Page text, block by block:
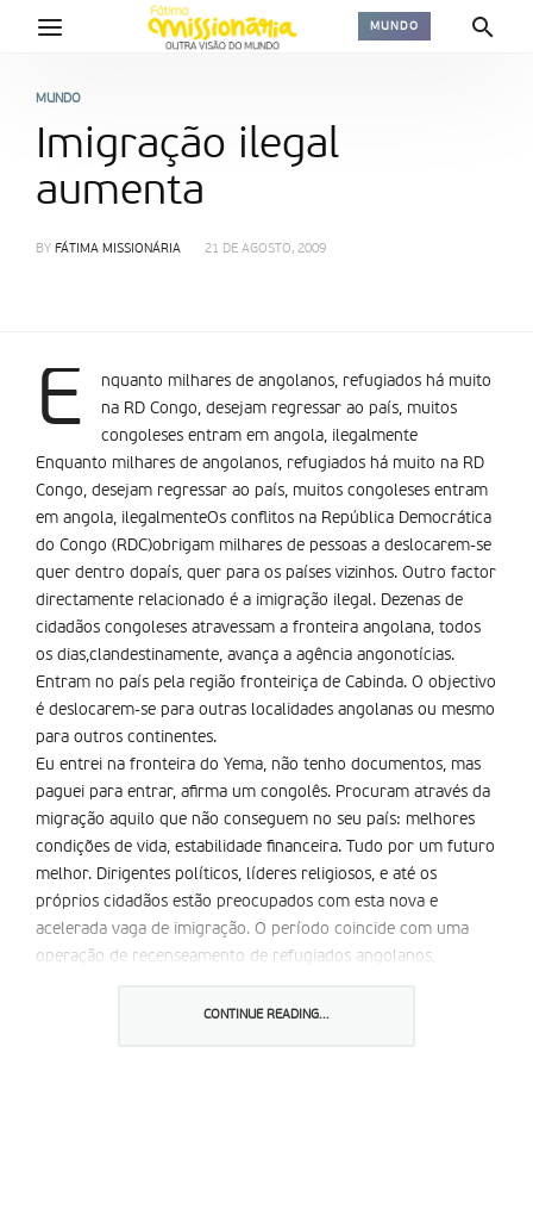
MUNDO
MUNDO
Imigração ilegal
aumenta
BY FÁTIMA MISSIONÁRIA 21 DE AGOSTO, 2009
E
nquanto milhares de angolanos, refugiados há muito
na RD Congo, desejam regressar ao país, muitos
congoleses entram em angola, ilegalmente
Enquanto milhares de angolanos, refugiados há muito na RD
Congo, desejam regressar ao país, muitos congoleses entram
em angola, ilegalmenteOs conflitos na República Democrática
do Congo (RDC)obrigam milhares de pessoas a deslocarem-se
quer dentro dopaís, quer para os países vizinhos. Outro factor
directamente relacionado é a imigração ilegal. Dezenas de
cidadãos congoleses atravessam a fronteira angolana, todos
os dias,clandestinamente, avança a agência angonotícias.
Entram no país pela região fronteiriça de Cabinda. O objectivo
é deslocarem-se para outras localidades angolanas ou mesmo
para outros continentes.
Eu entrei na fronteira do Yema, não tenho documentos, mas
paguei para entrar, afirma um congolês. Procuram através da
migração aquilo que não conseguem no seu país: melhores
condições de vida, estabilidade financeira. Tudo por um futuro
melhor. Dirigentes políticos, líderes religiosos, e até os
próprios cidadãos estão preocupados com esta nova e
acelerada vaga de imigração. O período coincide com uma
operação de recenseamento de refugiados angolanos,
identificar e receber compatriotas, que fugiram para o país
CONTINUE READING...